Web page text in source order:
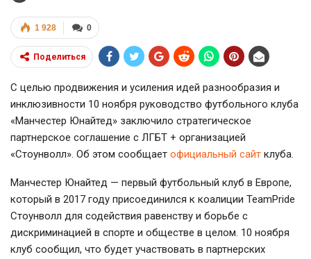
0
1 928
Поделиться
С целью продвижения и усиления идей разнообразия и
инклюзивности 10 ноября руководство футбольного клуба
«Манчестер Юнайтед» заключило стратегическое
партнерское соглашение с ЛГБТ + организацией
«Стоунволл». Об этом сообщает официальный сайт клуба.
Манчестер Юнайтед — первый футбольный клуб в Европе,
который в 2017 году присоединился к коалиции TeamPride
Стоунволл для содействия равенству и борьбе с
дискриминацией в спорте и обществе в целом. 10 ноября
клуб сообщил, что будет участвовать в партнерских